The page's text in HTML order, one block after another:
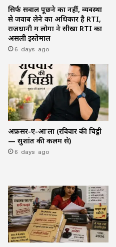
सिर्फ सवाल पूछने का नहीं, व्यवस्था
से जवाब लेने का अधिकार है RTI,
राजधानी में लोगों ने सीखा RTI का
असली इस्तेमाल
6 days ago
अफ़सर-ए-आ’ला (रविवार की चिट्ठी
— सुशांत की कलम से)
6 days ago